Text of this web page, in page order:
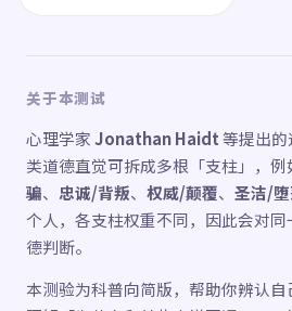
关于本测试
心理学家Jonathan Haidt等提出的
类道德直觉可拆成多根「支柱」，例
骗、 忠诚/背叛、 权威/颠覆、 圣洁/
个人，各支柱权重不同，因此会对
德判断。
本测验为科普向简版，帮助你辨认